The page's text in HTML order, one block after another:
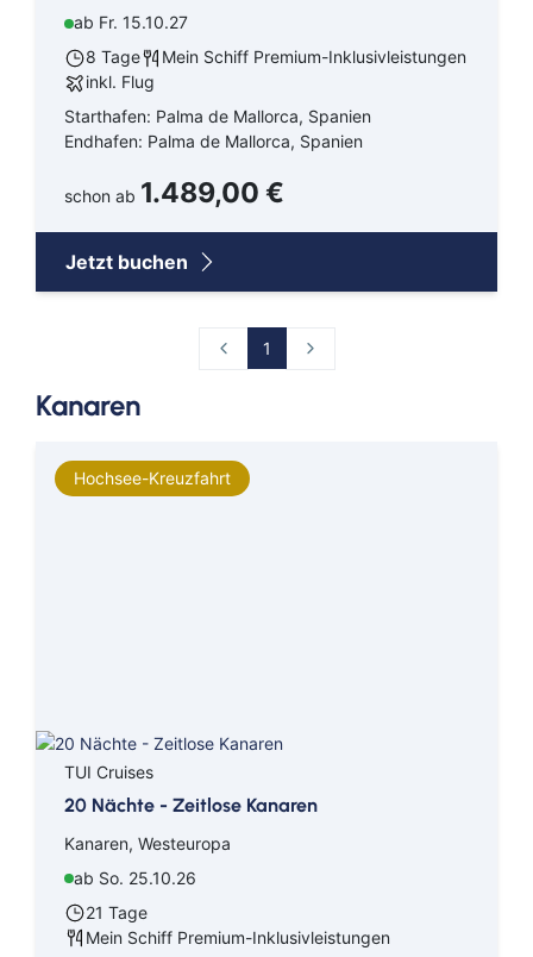
ab Fr. 15.10.27
8 Tage
Mein Schiff Premium-Inklusivleistungen
inkl. Flug
Starthafen: Palma de Mallorca, Spanien
Endhafen: Palma de Mallorca, Spanien
schon ab 1.489,00 €
Jetzt buchen
1
Kanaren
Hochsee-Kreuzfahrt
TUI Cruises
20 Nächte - Zeitlose Kanaren
Kanaren, Westeuropa
ab So. 25.10.26
21 Tage
Mein Schiff Premium-Inklusivleistungen